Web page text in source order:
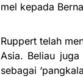
mel kepada
Ruppert telah
Asia. Beliau
sebagai